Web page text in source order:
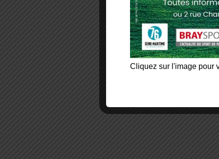
Cliquez sur l'image pour